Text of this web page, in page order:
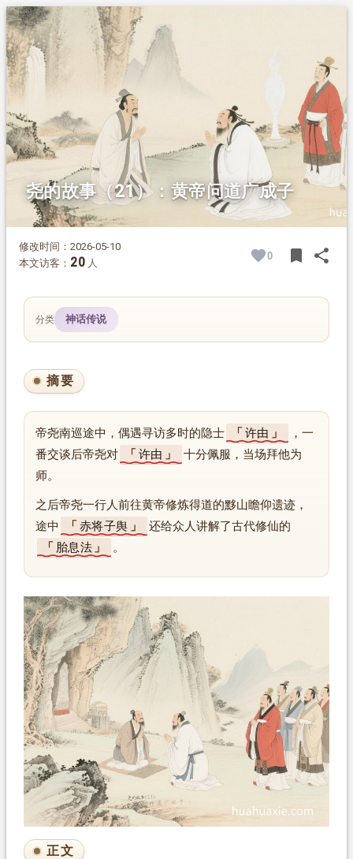
1.摘要
2.正文
2.1.
上古长江口的地形
2.2.
帝尧南行偶遇许由
瞻仰黄帝遗迹
赤将子舆讲胎息法
尧的故事（21）：黄帝问道广成子
修改时间：2026-05-10
本文访客： 20 人
0 bookmark share
分类 神话传说
摘要
帝尧南巡途中，偶遇寻访多时的隐士 许由
，一
番交谈后帝尧对
许由
十分佩服，当场拜他为
师。
之后帝尧一行人前往黄帝修炼得道的黟山瞻仰遗迹，
途中
赤将子舆
还给众人讲解了古代修仙的
胎息法
。
正文